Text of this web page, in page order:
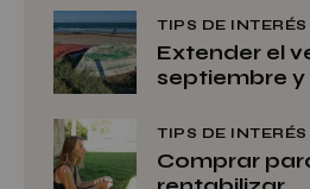
TIPS DE INTERÉS
Extender el
septiembre
TIPS DE INTERÉS
Comprar